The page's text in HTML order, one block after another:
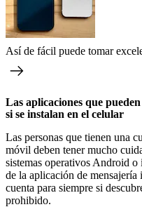
Así de fácil puede tomar
Las aplicaciones que
si se instalan en el celular
Las personas que tienen una
móvil deben tener mucho
sistemas operativos Android
de la aplicación de mensajería
cuenta para siempre si
prohibido.